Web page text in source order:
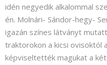
idén negyedik alkalommal
én. Molnári- Sándor-hegy-
igazán színes látványt
traktorokon a kicsi ovisoktól
képviseltették magukat a